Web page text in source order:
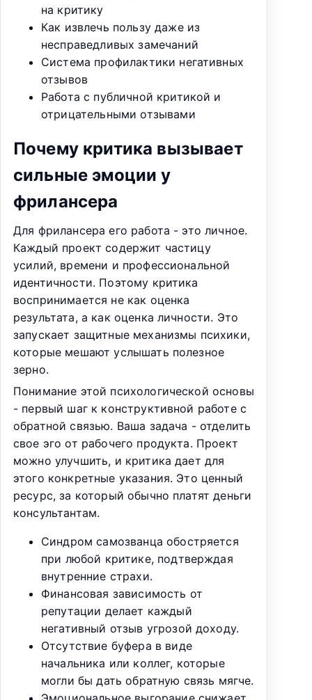
на критику
Как извлечь пользу даже из
несправедливых замечаний
Система профилактики негативных
отзывов
Работа с публичной критикой и
отрицательными отзывами
Почему критика вызывает
сильные эмоции у
фрилансера
Для фрилансера его работа - это личное.
Каждый проект содержит частицу
усилий, времени и профессиональной
идентичности. Поэтому критика
воспринимается не как оценка
результата, а как оценка личности. Это
запускает защитные механизмы психики,
которые мешают услышать полезное
зерно.
Понимание этой психологической основы
- первый шаг к конструктивной работе с
обратной связью. Ваша задача - отделить
свое эго от рабочего продукта. Проект
можно улучшить, и критика дает для
этого конкретные указания. Это ценный
ресурс, за который обычно платят деньги
консультантам.
Синдром самозванца обостряется
при любой критике, подтверждая
внутренние страхи.
Финансовая зависимость от
репутации делает каждый
негативный отзыв угрозой доходу.
Отсутствие буфера в виде
начальника или коллег, которые
могли бы дать обратную связь мягче.